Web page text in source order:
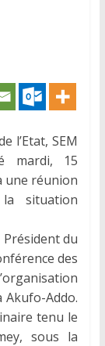
l’Etat, SEM
mardi, 15
une réunion
situation
du
des
Akufo-Addo.
tenu le
sous la